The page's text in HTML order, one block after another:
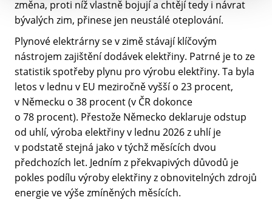
změna, proti níž vlastně bojují a chtějí tedy i návrat
bývalých zim, přinese jen neustálé oteplování.
Plynové elektrárny se v zimě stávají klíčovým
nástrojem zajištění dodávek elektřiny. Patrné je to ze
statistik spotřeby plynu pro výrobu elektřiny. Ta byla
letos v lednu v EU meziročně vyšší o 23 procent,
v Německu o 38 procent (v ČR dokonce
o 78 procent). Přestože Německo deklaruje odstup
od uhlí, výroba elektřiny v lednu 2026 z uhlí je
v podstatě stejná jako v týchž měsících dvou
předchozích let. Jedním z překvapivých důvodů je
pokles podílu výroby elektřiny z obnovitelných zdrojů
energie ve výše zmíněných měsících.